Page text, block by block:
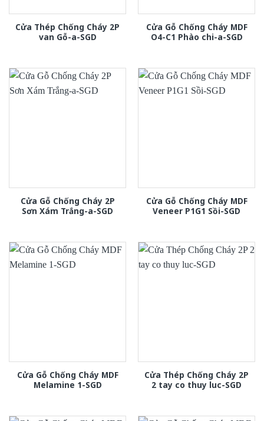
Cửa Thép Chống Cháy 2P
van Gỗ-a-SGD
Cửa Gỗ Chống Cháy MDF
O4-C1 Phào chi-a-SGD
Cửa Gỗ Chống Cháy 2P
Sơn Xám Trắng-a-SGD
Cửa Gỗ Chống Cháy MDF
Veneer P1G1 Sồi-SGD
Cửa Gỗ Chống Cháy MDF
Melamine 1-SGD
Cửa Thép Chống Cháy 2P
2 tay co thuy luc-SGD